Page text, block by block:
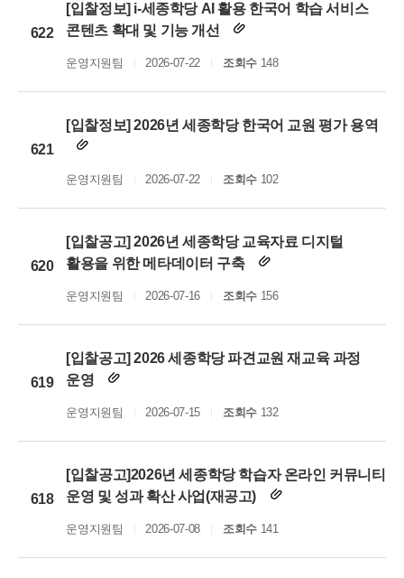
622
[입찰정보] i-세종학당 AI 활용 한국어 학습 서비스
콘텐츠 확대 및 기능 개선
운영지원팀 2026-07-22 조회수148
621
[입찰정보] 2026년 세종학당 한국어 교원 평가 용역
운영지원팀 2026-07-22 조회수102
620
[입찰공고] 2026년 세종학당 교육자료 디지털
활용을 위한 메타데이터 구축
운영지원팀 2026-07-16 조회수156
619
[입찰공고] 2026 세종학당 파견교원 재교육 과정
운영
운영지원팀 2026-07-15 조회수132
618
[입찰공고]2026년 세종학당 학습자 온라인 커뮤니티
운영 및 성과 확산 사업(재공고)
운영지원팀 2026-07-08 조회수141